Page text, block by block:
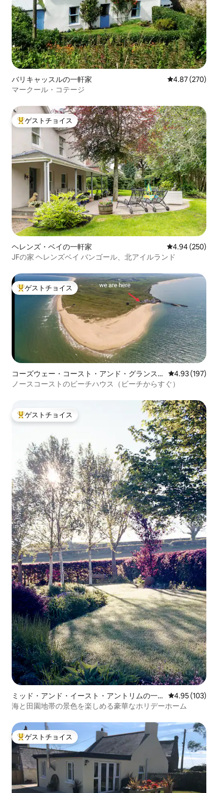
バリキャッスルの一軒家 レビュー270
4.87 (270)
マークール・コテージ
大好評のゲストチョイスです。
ゲストチョイス
ヘレンズ・ベイの一軒家 レビュー250
4.94 (250)
JFの家 ヘレンズベイ バンゴール、北アイルランド
大好評のゲストチョイスです。
ゲストチョイス
コーズウェー・コースト・アンド・グランス
の一軒家
レビュー197
4.93 (197)
ノースコーストのビーチハウス（ビーチからすぐ）
大好評のゲストチョイスです。
ゲストチョイス
ミッド・アンド・イースト・アントリムの一
軒家
レビュー103
4.95 (103)
海と田園地帯の景色を楽しめる豪華なホリデーホーム
大好評のゲストチョイスです。
ゲストチョイス